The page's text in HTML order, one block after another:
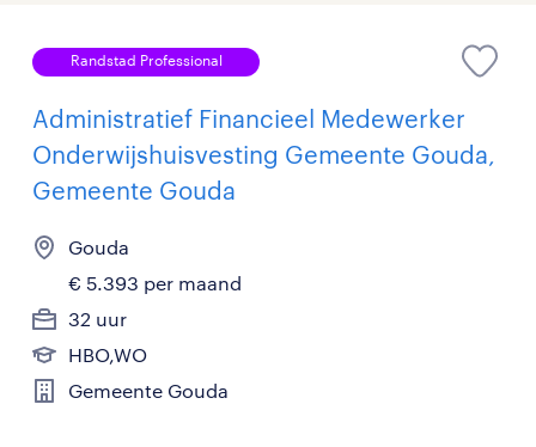
Randstad Professional
Administratief Financieel Medewerker
Onderwijshuisvesting Gemeente Gouda,
Gemeente Gouda
Gouda
€ 5.393 per maand
32 uur
HBO,WO
Gemeente Gouda